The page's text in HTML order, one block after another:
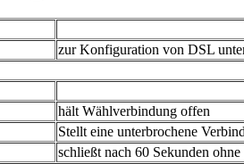
zur Konfiguration von DSL
hält Wählverbindung offen
Stellt eine unterbrochene
schließt nach 60 Sekunden